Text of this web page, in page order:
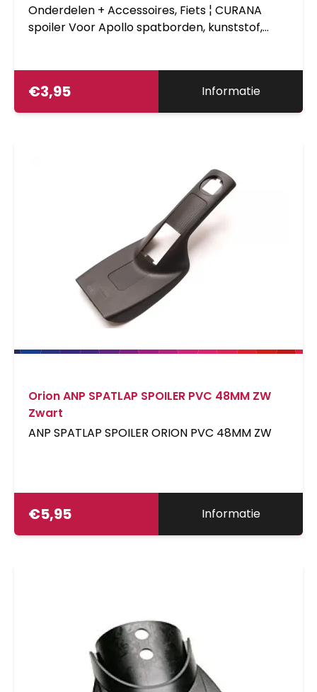
Onderdelen + Accessoires, Fiets ¦ CURANA
spoiler Voor Apollo spatborden, kunststof,
€3,95 Informatie
Orion ANP SPATLAP SPOILER PVC 48MM ZW
Zwart
ANP SPATLAP SPOILER ORION PVC 48MM ZW
€5,95 Informatie